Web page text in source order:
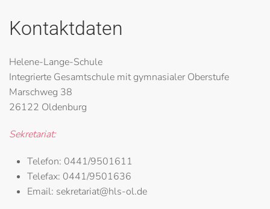
Kontaktdaten
Helene-Lange-Schule
Integrierte Gesamtschule mit gymnasialer Oberstufe
Marschweg 38
26122 Oldenburg
Sekretariat:
Telefon: 0441/9501611
Telefax: 0441/9501636
Email: sekretariat@hls-ol.de